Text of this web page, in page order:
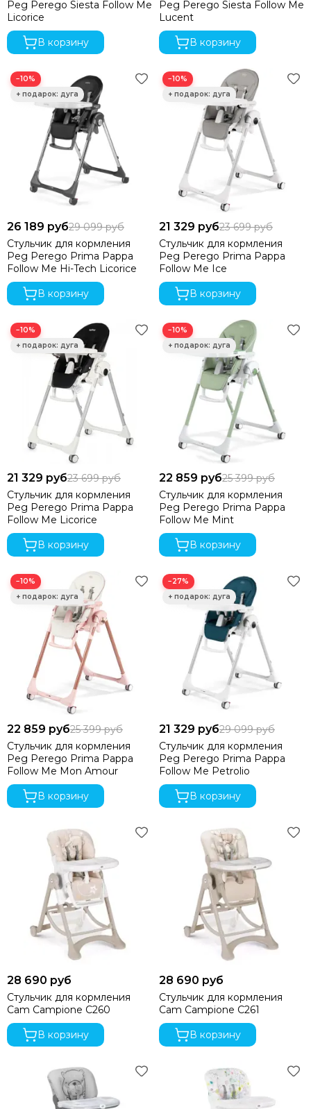
Peg Perego Siesta Follow Me
Licorice
В корзину
Peg Perego Siesta Follow Me
Lucent
В корзину
−10%
26 189 руб29 099 руб
Стульчик для кормления
Peg Perego Prima Pappa
Follow Me Hi-Tech Licorice
В корзину
−10%
21 329 руб23 699 руб
Стульчик для кормления
Peg Perego Prima Pappa
Follow Me Ice
В корзину
−10%
21 329 руб23 699 руб
Стульчик для кормления
Peg Perego Prima Pappa
Follow Me Licorice
В корзину
−10%
22 859 руб25 399 руб
Стульчик для кормления
Peg Perego Prima Pappa
Follow Me Mint
В корзину
−10%
22 859 руб25 399 руб
Стульчик для кормления
Peg Perego Prima Pappa
Follow Me Mon Amour
В корзину
−27%
21 329 руб29 099 руб
Стульчик для кормления
Peg Perego Prima Pappa
Follow Me Petrolio
В корзину
28 690 руб
Стульчик для кормления
Cam Campione C260
В корзину
28 690 руб
Стульчик для кормления
Cam Campione C261
В корзину